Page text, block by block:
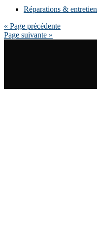
Réparations & entretien
« Page précédente
Page suivante »